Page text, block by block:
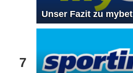
Unser Fazit zu mybet
7